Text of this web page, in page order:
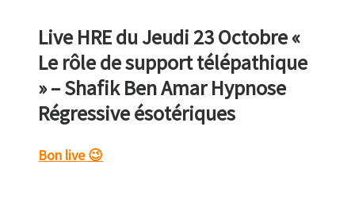
Live HRE du Jeudi 23 Octobre «
Le rôle de support télépathique
» – Shafik Ben Amar Hypnose
Régressive ésotériques
Bon live 😉